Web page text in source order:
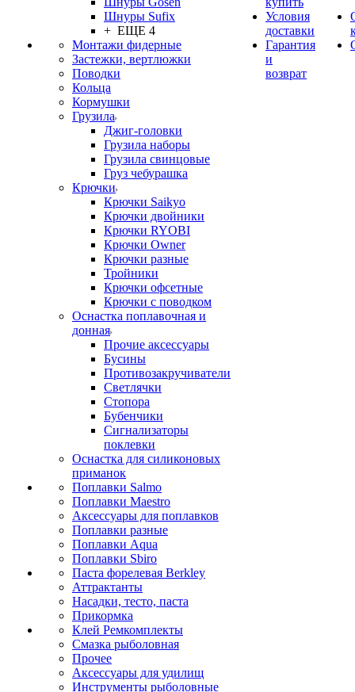
Шнуры Sufix
+ ЕЩЕ 4
Монтажи фидерные
Застежки, вертлюжки
Поводки
Кольца
Кормушки
Грузила
Джиг-головки
Грузила наборы
Грузила свинцовые
Груз чебурашка
Крючки
Крючки Saikyo
Крючки двойники
Крючки RYOBI
Крючки Owner
Крючки разные
Тройники
Крючки офсетные
Крючки с поводком
Оснастка поплавочная и
донная
Прочие аксессуары
Бусины
Противозакручиватели
Светлячки
Стопора
Бубенчики
Сигнализаторы
поклевки
Оснастка для силиконовых
приманок
Поплавки Salmo
Поплавки Maestro
Аксессуары для поплавков
Поплавки разные
Поплавки Aqua
Поплавки Sbiro
Паста форелевая Berkley
Аттрактанты
Насадки, тесто, паста
Прикормка
Клей Ремкомплекты
Смазка рыболовная
Прочее
Аксессуары для удилищ
Инструменты рыболовные
Условия
доставки
Гарантия
и
возврат